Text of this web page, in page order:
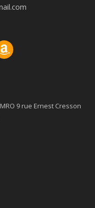
9 rue Ernest Cresson